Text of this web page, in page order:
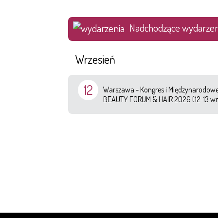
Nadchodzące
Wrzesień
12
Warszawa - Kongres i
BEAUTY FORUM & HAIR 2026 (12-13